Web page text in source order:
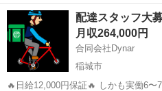
必見！ ✔ 週1〜OK ✔ シフト完全自由 ✔ 未経験OK ✔ 履歴書不要 自転
車貸与あり🚲 軽い荷物中心で体への
東京 稲城市 配送
配達スタッフ大
月収264,000円
合同会社Dynar
稲城市
🔥日給12,000円保証🔥 しかも実働6〜7時間！ 「効率よく稼